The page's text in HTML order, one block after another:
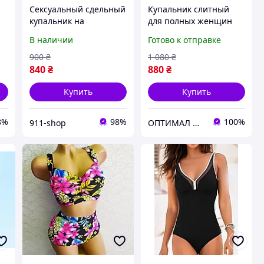
Сексуальный сдельный
купальник на
В наличии
840 ₴
900 ₴
Купить
911-shop 98%
Купальник слитный
для полных женщин
сетчатой вставкой 434-
02
Готово к отправке
880₴
1 080 ₴
Купить
ОПТИМАЛ 💛💙 100%